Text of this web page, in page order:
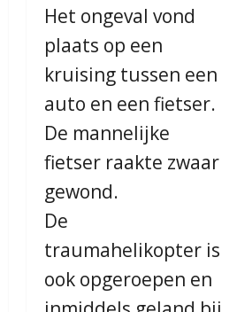
Het ongeval vond
plaats op een
kruising tussen een
auto en een fietser.
De mannelijke
fietser raakte zwaar
gewond.
De
traumahelikopter is
ook opgeroepen en